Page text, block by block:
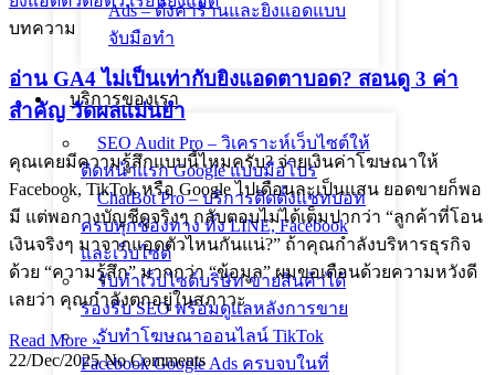
Ads – ตั้งค่าร้านและยิงแอดแบบ
จับมือทำ
บริการของเรา
SEO Audit Pro – วิเคราะห์เว็บไซต์ให้
ติดหน้าแรก Google แบบมือโปร
ChatBot Pro – บริการติดตั้งแชทบอท
ครบทุกช่องทาง ทั้ง LINE, Facebook
และเว็บไซต์
รับทำเว็บไซต์บริษัท ขายสินค้าได้
รองรับ SEO พร้อมดูแลหลังการขาย
รับทำโฆษณาออนไลน์ TikTok
Facebook Google Ads ครบจบในที่
บทความ
อ่าน GA4 ไม่เป็นเท่ากับยิงแอดตาบอด? สอนดู 3 ค่า
สำคัญ วัดผลแม่นยำ
คุณเคยมีความรู้สึกแบบนี้ไหมครับ? จ่ายเงินค่าโฆษณาให้
Facebook, TikTok หรือ Google ไปเดือนละเป็นแสน ยอดขายก็พอ
มี แต่พอกางบัญชีดูจริงๆ กลับตอบไม่ได้เต็มปากว่า “ลูกค้าที่โอน
เงินจริงๆ มาจากแอดตัวไหนกันแน่?” ถ้าคุณกำลังบริหารธุรกิจ
ด้วย “ความรู้สึก” มากกว่า “ข้อมูล” ผมขอเตือนด้วยความหวังดี
เลยว่า คุณกำลังตกอยู่ในสภาวะ
Read More »
22/Dec/2025No Comments